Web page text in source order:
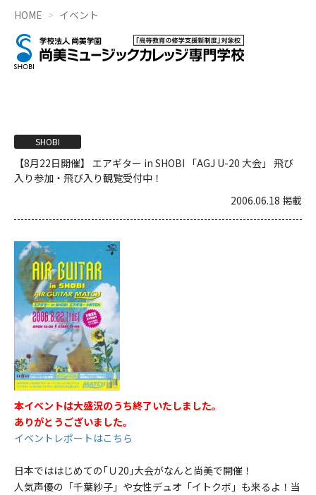
HOME イベント
SHOBI
【8月22日開催】 エアギター in SHOBI 「AGJ U-20 大会」 飛び
入り参加・飛び入り観覧受付中！
2006.06.18 掲載
本イベントは大盛況のうち終了いたしました。
ありがとうございました。
イベントレポートはこちら
日本でははじめての｢Ｕ20｣大会がなんと尚美で開催！
人気声優の「千葉紗子」や女性デュオ「イトクボ」も来るよ！当